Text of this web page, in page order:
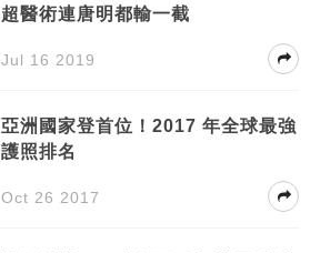
超醫術連唐明都輸一截
Jul 16 2019
亞洲國家登首位！2017 年全球最強
護照排名
Oct 26 2017